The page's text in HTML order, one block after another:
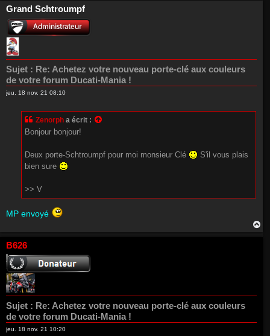
Grand Schtroumpf
Sujet : Re: Achetez votre nouveau porte-clé aux couleurs
de votre forum Ducati-Mania !
jeu. 18 nov. 21 08:10
Zenorph a écrit :
Bonjour bonjour!
Deux porte-Schtroumpf pour moi monsieur Clé
S'il vous plais
bien sure
>> V
MP envoyé
B626
Sujet : Re: Achetez votre nouveau porte-clé aux couleurs
de votre forum Ducati-Mania !
jeu. 18 nov. 21 10:20